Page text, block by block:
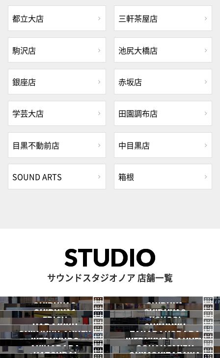
都立大店 三軒茶屋店
駒沢店 池尻大橋店
銀座店 赤坂店
学芸大店 田園調布店
目黒不動前店 中目黒店
SOUND ARTS 箱根
STUDIO
サウンドスタジオノア 店舗一覧
SHIBUYA3
渋谷3号
2026.07 OPEN
SHIBUYA
渋谷本店
SHIBUYA1
渋谷1号
SHIBUYA2
渋谷2号
EBISU
恵比寿
YOYOGI
代々木
HARAJUKU
原宿
SHINJUKU
新宿
SHINJUKU ANNEX
新宿ANNEX
TAKADANOBABA
高田馬場
IKEBUKURO
池袋
IKEBUKURO ANNEX
池袋ANNEX
AKIHABARA OCHANOMIZU